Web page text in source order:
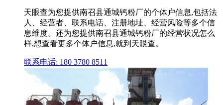
天眼查为您提供南召县通城钙粉厂的个体户信息,包括法
人、经营者、联系电话、注册地址、经营风险等多个信
息维度。还为您提供南召县通城钙粉厂的经营状况怎么
样,想查看更多个体户信息,就到天眼查。
联系电话: 180 3780 8511